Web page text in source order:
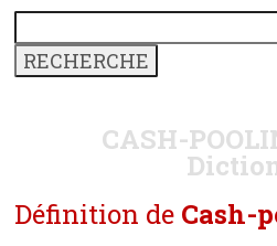
CASH-
Définition de Cash-